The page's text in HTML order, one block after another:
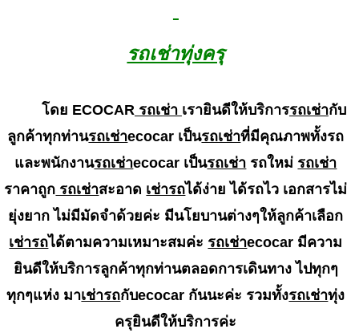
รถเช่าทุ่งครุ
โดย ECOCAR รถเช่า เรายินดีให้บริการรถเช่ากับ
ลูกค้าทุกท่านรถเช่าecocar เป็นรถเช่าที่มีคุณภาพทั้งรถ
และพนักงานรถเช่าecocar เป็นรถเช่า รถใหม่ รถเช่า
ราคาถูก รถเช่าสะอาด เช่ารถได้ง่าย ได้รถไว เอกสารไม่
ยุ่งยาก ไม่มีมัดจำด้วยค่ะ มีนโยบานต่างๆให้ลูกค้าเลือก
เช่ารถได้ตามความเหมาะสมค่ะ รถเช่าecocar มีความ
ยินดีให้บริการลูกค้าทุกท่านตลอดการเดินทาง ไปทุกๆ
ทุกๆแห่ง มาเช่ารถกับecocar กันนะค่ะ รวมทั้งรถเช่าทุ่ง
ครุยินดีให้บริการค่ะ